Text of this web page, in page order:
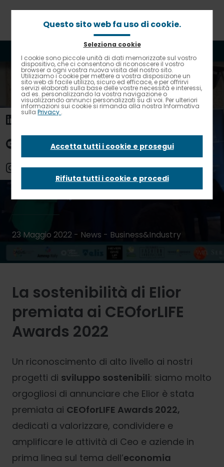
Contrasto elevato
Briciole
pane
Home
News
La sostenibilità di Elior premiata ai CEOforLIFE Awards
2022
La sostenibilità di
Elior premiata ai
CEOforLIFE Awards
2022
23 Maggio 2022 - News - Business&Industry
La sostenibilità di Elior
premiata ai CEOforLIFE
Awards 2022
Un riconoscimento di alto livello ai nostri
progetti di sviluppo sostenibili: siamo molto
orgogliosi di annunciare che Elior è stata
premiata ai CEOforLIFE Awards 2022,
dedicati a valorizzare, condividere e
amplificare le attività di Ceo e aziende in
prima linea sul tema dell’economia
Questo sito web fa uso di cookie.
Seleziona cookie
I cookie sono piccole unità di dati memorizzate sul vostro
dispositivo, che ci consentono di riconoscere il vostro
browser a ogni vostra nuova visita del nostro sito.
Utilizziamo i cookie per mettere a vostra disposizione un
sito web di facile utilizzo, sicuro ed efficace, e per offrirvi
servizi elaborati sulla base delle vostre necessità e interessi,
ad es. personalizzando la vostra navigazione o
visualizzando annunci personalizzati su di voi. Per ulteriori
informazioni sui cookie si rimanda alla nostra Informativa
sullaPrivacy .
Accetta tutti i cookie e prosegui
Rifiuta tutti i cookie e procedi